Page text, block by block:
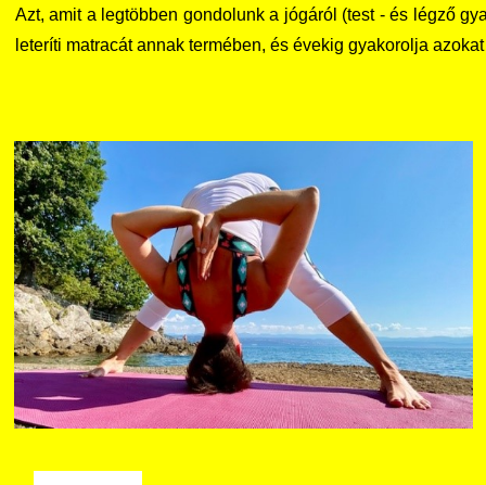
Azt, amit a legtöbben gondolunk a jógáról (test - és légző
leteríti matracát annak termében, és évekig gyakorolja